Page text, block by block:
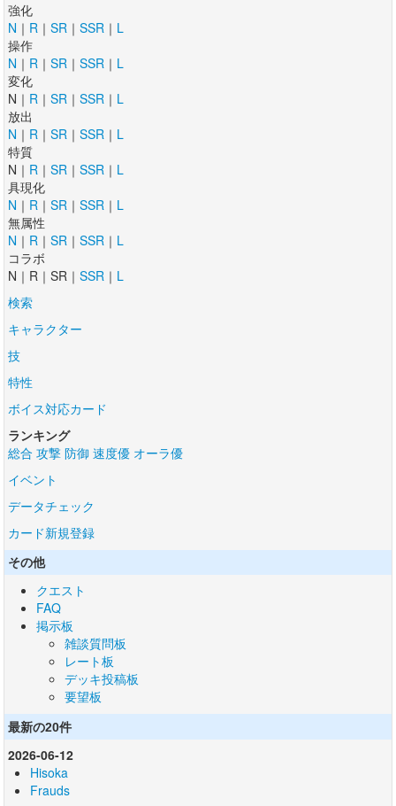
強化
N ｜ R ｜ SR ｜ SSR ｜ L
操作
N ｜ R ｜ SR ｜ SSR ｜ L
変化
N｜ R ｜ SR ｜ SSR ｜ L
放出
N ｜ R ｜ SR ｜ SSR ｜ L
特質
N｜ R ｜ SR ｜ SSR ｜ L
具現化
N ｜ R ｜ SR ｜ SSR ｜ L
無属性
N ｜ R ｜ SR ｜ SSR ｜ L
コラボ
N｜R｜SR｜ SSR ｜ L
検索
キャラクター
技
特性
ボイス対応カード
ランキング
総合 攻撃 防御 速度優 オーラ優
イベント
データチェック
カード新規登録
その他
クエスト
FAQ
掲示板
雑談質問板
レート板
デッキ投稿板
要望板
最新の20件
2026-06-12
Hisoka
Frauds